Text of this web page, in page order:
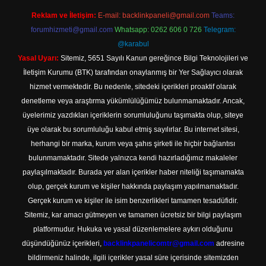
Reklam ve İletişim: E-mail: backlinkpaneli@gmail.com Teams:
forumhizmeti@gmail.com Whatsapp: 0262 606 0 726 Telegram:
@karabul
Yasal Uyarı: Sitemiz, 5651 Sayılı Kanun gereğince Bilgi Teknolojileri ve
İletişim Kurumu (BTK) tarafından onaylanmış bir Yer Sağlayıcı olarak
hizmet vermektedir. Bu nedenle, sitedeki içerikleri proaktif olarak
denetleme veya araştırma yükümlülüğümüz bulunmamaktadır. Ancak,
üyelerimiz yazdıkları içeriklerin sorumluluğunu taşımakta olup, siteye
üye olarak bu sorumluluğu kabul etmiş sayılırlar. Bu internet sitesi,
herhangi bir marka, kurum veya şahıs şirketi ile hiçbir bağlantısı
bulunmamaktadır. Sitede yalnızca kendi hazırladığımız makaleler
paylaşılmaktadır. Burada yer alan içerikler haber niteliği taşımamakta
olup, gerçek kurum ve kişiler hakkında paylaşım yapılmamaktadır.
Gerçek kurum ve kişiler ile isim benzerlikleri tamamen tesadüfidir.
Sitemiz, kar amacı gütmeyen ve tamamen ücretsiz bir bilgi paylaşım
platformudur. Hukuka ve yasal düzenlemelere aykırı olduğunu
düşündüğünüz içerikleri, backlinkpanelicomtr@gmail.com adresine
bildirmeniz halinde, ilgili içerikler yasal süre içerisinde sitemizden